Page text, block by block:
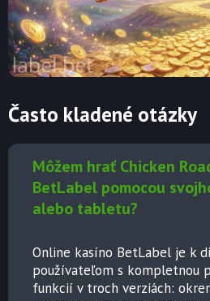
Často kladené otázky
Môžem hrať Chicken
BetLabel pomocou
alebo tabletu?
Online kasíno BetLabel je k
používateľom s kompletnou
funkcií v troch verziách: